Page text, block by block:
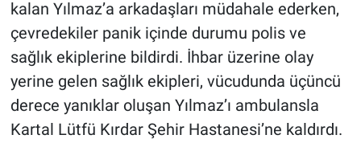
kalan Yılmaz’a arkadaşları müdahale ederken,
çevredekiler panik içinde durumu polis ve
sağlık ekiplerine bildirdi. İhbar üzerine olay
yerine gelen sağlık ekipleri, vücudunda üçüncü
derece yanıklar oluşan Yılmaz’ı ambulansla
Kartal Lütfü Kırdar Şehir Hastanesi’ne kaldırdı.